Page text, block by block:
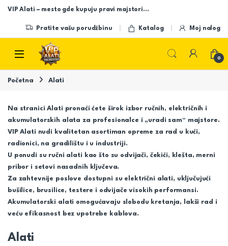
Skip to navigation
Skip to content
VIP Alati – mesto gde kupuju pravi majstori…
Pratite vašu porudžbinu Katalog Moj nalog
Open
0
Početna Alati
Na straniciAlati pronaći ćete širok izbor ručnih, električnih i
akumulatorskih alata za profesionalce i „uradi sam“ majstore.
VIP Alati nudi kvalitetan asortiman opreme za rad u kući,
radionici, na gradilištu i u industriji.
U ponudi su ručni alati kao što su odvijači, čekići, klešta, merni
pribor i setovi nasadnih ključeva.
Za zahtevnije poslove dostupni su električni alati, uključujući
bušilice, brusilice, testere i odvijače visokih performansi.
Akumulatorski alati omogućavaju slobodu kretanja, lakši rad i
veću efikasnost bez upotrebe kablova.
Alati